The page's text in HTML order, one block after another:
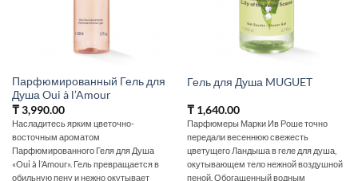
Парфюмированный Гель для
Душа Oui à l’Amour
₸3,990.00
Насладитесь ярким цветочно-
восточным ароматом
Парфюмированного Геля для Душа
«Oui à l’Amour». Гель превращается в
обильную пену и нежно окутывает
Гель для Душа MUGUET
₸1,640.00
Парфюмеры Марки Ив Роше точно
передали весеннюю свежесть
цветущего Ландыша в геле для душа,
окутывающем тело нежной воздушной
пеной. Обогащенный водным